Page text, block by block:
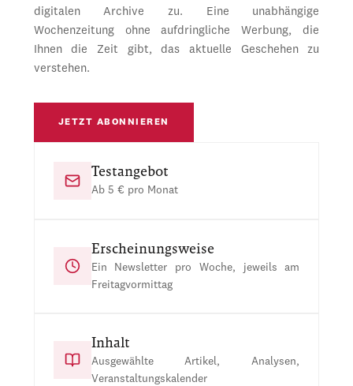
digitalen Archive zu. Eine unabhängige
Wochenzeitung ohne aufdringliche Werbung, die
Ihnen die Zeit gibt, das aktuelle Geschehen zu
verstehen.
JETZT ABONNIEREN
Testangebot
Ab 5 € pro Monat
Erscheinungsweise
Ein Newsletter pro Woche, jeweils am
Freitagvormittag
Inhalt
Ausgewählte Artikel, Analysen,
Veranstaltungskalender